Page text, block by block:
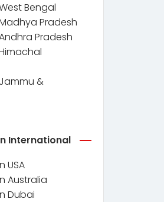
Bengal
Pradesh
Pradesh
&
International
USA
Australia
Dubai